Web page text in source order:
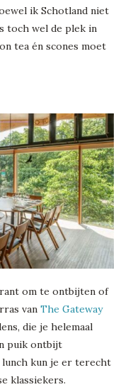
ik Schotland niet
toch wel de plek in
tea én scones moet
om te ontbijten of
van The Gateway
die je helemaal
puik ontbijt
kun je er terecht
klassiekers.